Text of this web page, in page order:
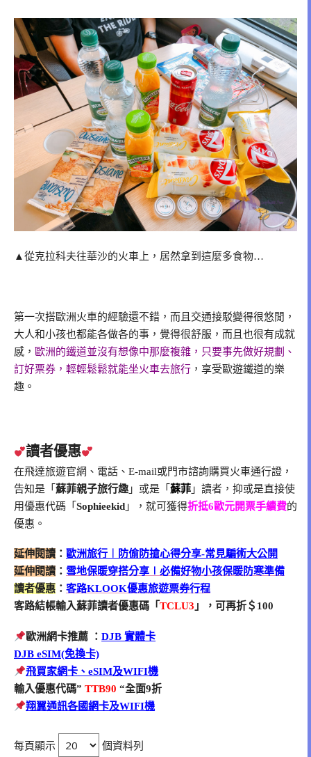
▲從克拉科夫往華沙的火車上，居然拿到這麼多食物…
第一次搭歐洲火車的經驗還不錯，而且交通接駁變得很悠閒，
大人和小孩也都能各做各的事，覺得很舒服，而且也很有成就
感， 歐洲的鐵道並沒有想像中那麼複雜，只要事先做好規劃、
訂好票券，輕輕鬆鬆就能坐火車去旅行 ，享受歐遊鐵道的樂
趣。
讀者優惠
在飛達旅遊官網、電話、E-mail或門市諮詢購買火車通行證，
告知是「 蘇菲親子旅行趣 」或是「 蘇菲 」讀者，抑或是直接使
用優惠代碼「 Sophieekid 」，就可獲得折抵6歐元開票手續費的
優惠。
延伸閱讀 ： 歐洲旅行︱防偷防搶心得分享-常見騙術大公開
延伸閱讀 ： 雪地保暖穿搭分享∣必備好物小孩保暖防寒準備
讀者優惠 ： 客路KLOOK優惠旅遊票券行程
客路結帳輸入蘇菲讀者優惠碼「TCLU3 」，可再折＄100
歐洲網卡推薦 ：DJB實體卡
DJB eSIM(免換卡)
飛買家網卡、eSIM及WIFI機
輸入優惠代碼” TTB90 “全面9折
翔翼通訊各國網卡及WIFI機
每頁顯示 個資料列